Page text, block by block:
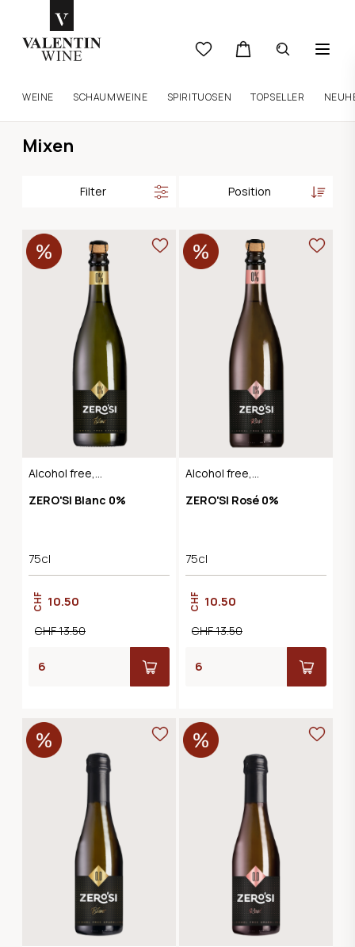
WEINE SCHAUMWEINE SPIRITUOSEN TOPSELLER
Mixen
Filter
Alcohol free,
ZERO'SI Blanc 0%
75cl
CHF 10.50
CHF 13.50
Alcohol free,
ZERO'SI Rosé 0%
75cl
CHF 10.50
CHF 13.50